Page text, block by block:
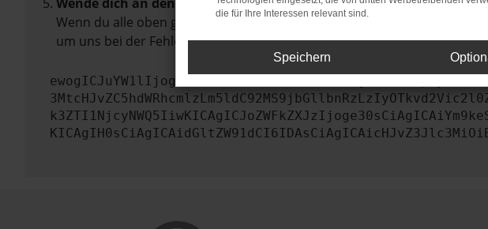
Wenn du alle oben genannten Schritte versucht hast, kontaktiere uns
um uns bei der Fehlersuche zu unterstützen:
die für Ihre Interessen relevant sind.
Speichern